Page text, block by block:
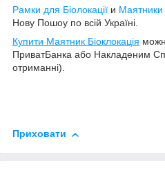
Рамки для Біолокації и Маятники
Нову Пошоу по всій Україні.
Купити Маятник Біоклокація
ПриватБанка або Накладеним
отриманні).
Приховати